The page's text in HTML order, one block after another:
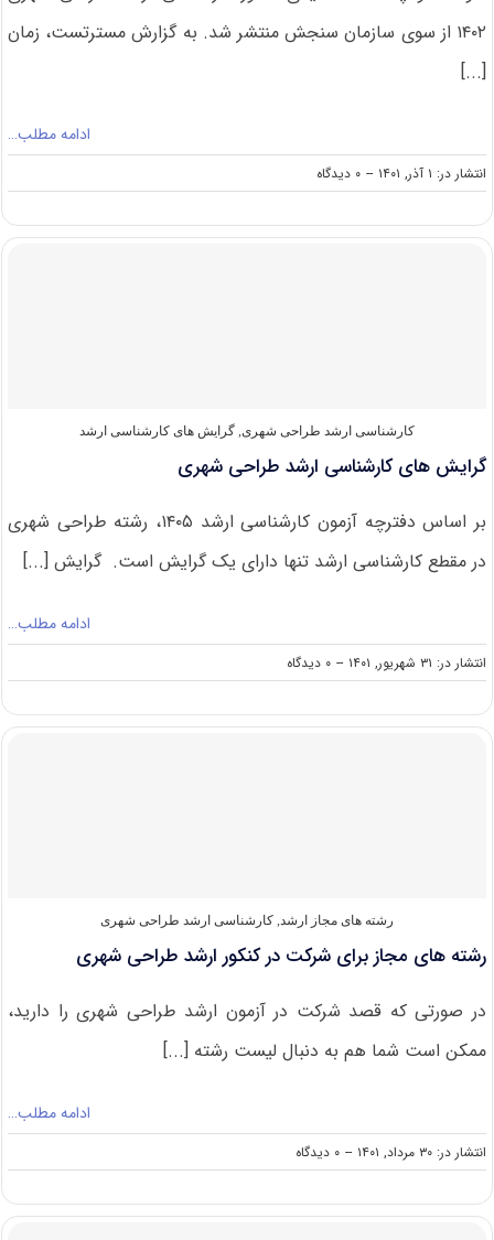
۱۴۰۲ از سوی سازمان سنجش منتشر شد. به گزارش مسترتست، زمان
[...]
ادامه مطلب…
انتشار در: ۱ آذر, ۱۴۰۱ -- ۰ دیدگاه
on
سوالات
پاسخنامه
کارشناسی ارشد طراحی شهری, گرایش های کارشناسی ارشد
گرایش های کارشناسی ارشد طراحی شهری
بر اساس دفترچه آزمون کارشناسی ارشد ۱۴۰۵، رشته طراحی شهری
در مقطع کارشناسی ارشد تنها دارای یک گرایش است. گرایش [...]
ادامه مطلب…
انتشار در: ۳۱ شهریور, ۱۴۰۱ -- ۰ دیدگاه
on
گرایش
کارشناسی
رشته های مجاز ارشد, کارشناسی ارشد طراحی شهری
رشته های مجاز برای شرکت در کنکور ارشد طراحی شهری
در صورتی که قصد شرکت در آزمون ارشد طراحی شهری را دارید،
ممکن است شما هم به دنبال لیست رشته [...]
ادامه مطلب…
انتشار در: ۳۰ مرداد, ۱۴۰۱ -- ۰ دیدگاه
on
رشته
مجاز